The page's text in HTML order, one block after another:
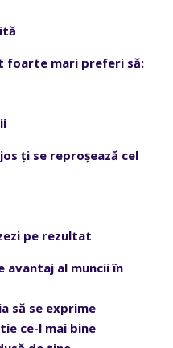
foarte mari preferi să:
ți se reproșează cel
pe rezultat
avantaj al muncii în
să se exprime
ce-l mai bine